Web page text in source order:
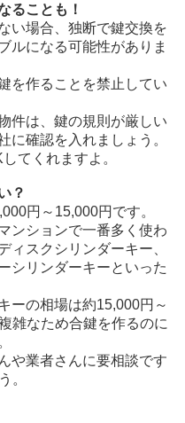
ることも！
い場合、独断で鍵交換を
ルになる可能性がありま
を作ることを禁止してい
件は、鍵の規則が厳しい
に確認を入れましょう。
てくれますよ。
？
円～15,000円です。
ンションで一番多く使わ
ィスクシリンダーキー、
シリンダーキーといった
ーの相場は約15,000円～
雑なため合鍵を作るのに
や業者さんに要相談です
。